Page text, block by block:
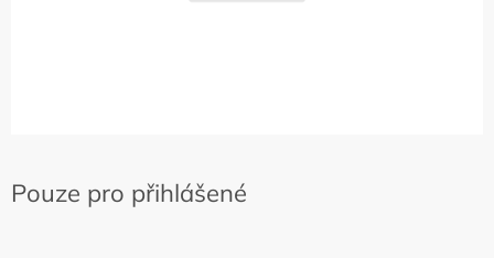
Pouze pro přihlášené